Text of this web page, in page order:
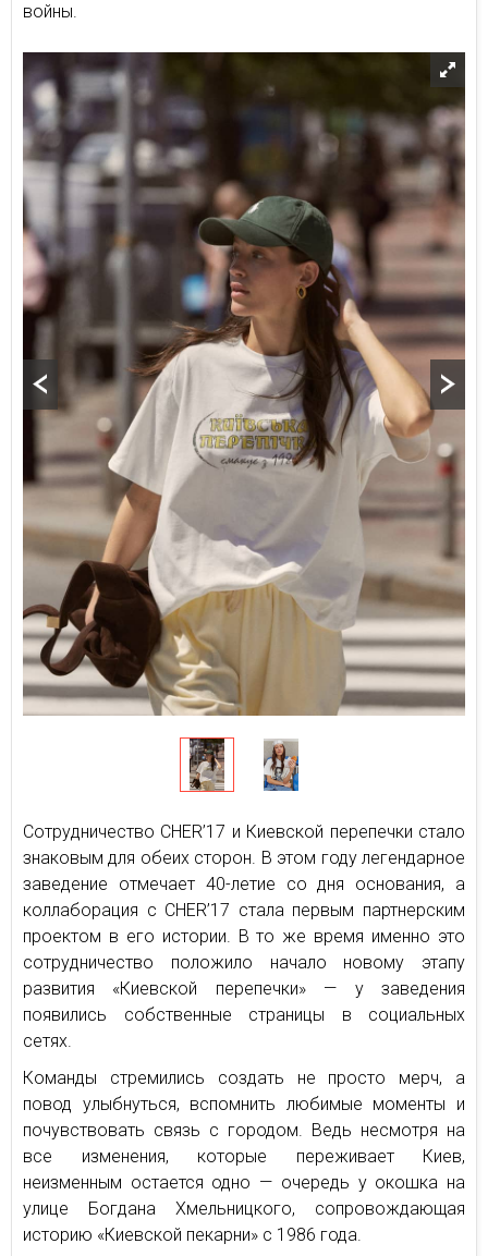
войны.
Сотрудничество CHER’17 и Киевской перепечки стало
знаковым для обеих сторон. В этом году легендарное
заведение отмечает 40-летие со дня основания, а
коллаборация с CHER’17 стала первым партнерским
проектом в его истории. В то же время именно это
сотрудничество положило начало новому этапу
развития «Киевской перепечки» — у заведения
появились собственные страницы в социальных
сетях.
Команды стремились создать не просто мерч, а
повод улыбнуться, вспомнить любимые моменты и
почувствовать связь с городом. Ведь несмотря на
все изменения, которые переживает Киев,
неизменным остается одно — очередь у окошка на
улице Богдана Хмельницкого, сопровождающая
историю «Киевской пекарни» с 1986 года.